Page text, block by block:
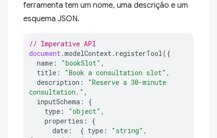
ferramenta tem um nome, uma descrição e um
esquema JSON.
// Imperative API
document.modelContext. registerTool({
name : "bookSlot" ,
title : "Book a consultation slot" ,
description :
"Reserve a 30-minute
consultation." ,
inputSchema :
{
type : "object" ,
properties :
{
date : { type : "string" ,